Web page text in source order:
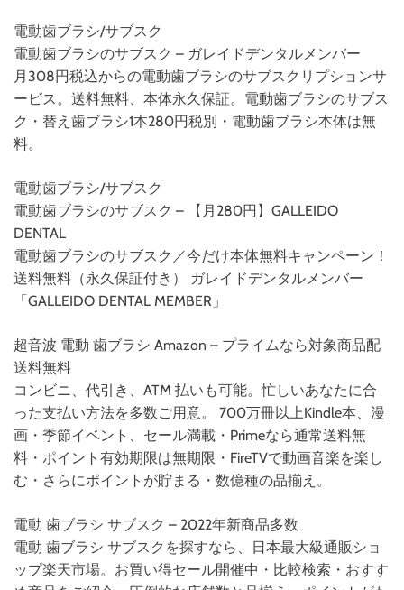
電動歯ブラシ/サブスク
電動歯ブラシのサブスク – ガレイドデンタルメンバー
月308円税込からの電動歯ブラシのサブスクリプションサ
ービス。送料無料、本体永久保証。電動歯ブラシのサブス
ク・替え歯ブラシ1本280円税別・電動歯ブラシ本体は無
料。
電動歯ブラシ/サブスク
電動歯ブラシのサブスク – 【月280円】GALLEIDO
DENTAL
電動歯ブラシのサブスク／今だけ本体無料キャンペーン！
送料無料（永久保証付き） ガレイドデンタルメンバー
「GALLEIDO DENTAL MEMBER」
超音波 電動 歯ブラシ Amazon – プライムなら対象商品配
送料無料
コンビニ、代引き、ATM 払いも可能。忙しいあなたに合
った支払い方法を多数ご用意。 700万冊以上Kindle本、漫
画・季節イベント、セール満載・Primeなら通常送料無
料・ポイント有効期限は無期限・FireTVで動画音楽を楽し
む・さらにポイントが貯まる・数億種の品揃え。
電動 歯ブラシ サブスク – 2022年新商品多数
電動 歯ブラシ サブスクを探すなら、日本最大級通販ショ
ップ楽天市場。お買い得セール開催中・比較検索・おすす